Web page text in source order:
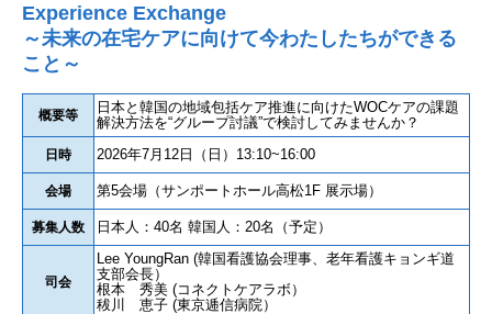
Experience Exchange
～未来の在宅ケアに向けて今わたしたちができる
こと～
概要等
日本と韓国の地域包括ケア推進に向けたWOCケアの課題
解決方法を“グループ討議”で検討してみませんか？
日時 2026年7月12日（日）13:10~16:00
会場 第5会場（サンポートホール高松1F 展示場）
募集人数 日本人：40名 韓国人：20名（予定）
司会
Lee YoungRan (韓国看護協会理事、老年看護キョンギ道
支部会長）
根本 秀美 (コネクトケアラボ）
秡川 恵子 (東京逓信病院）